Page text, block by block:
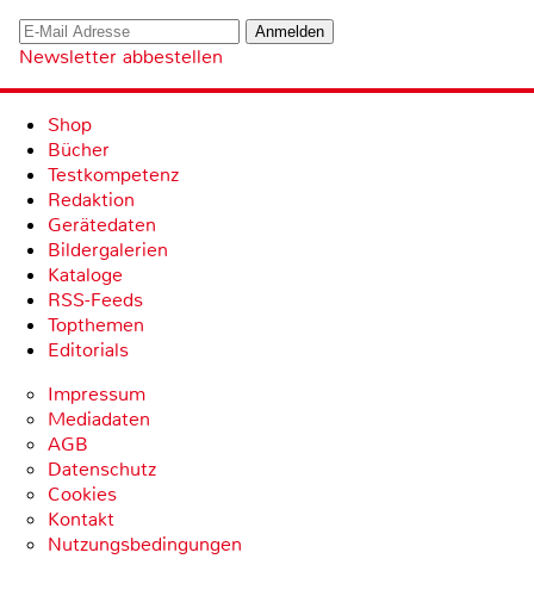
Newsletter abbestellen
Shop
Bücher
Testkompetenz
Redaktion
Gerätedaten
Bildergalerien
Kataloge
RSS-Feeds
Topthemen
Editorials
Impressum
Mediadaten
AGB
Datenschutz
Cookies
Kontakt
Nutzungsbedingungen